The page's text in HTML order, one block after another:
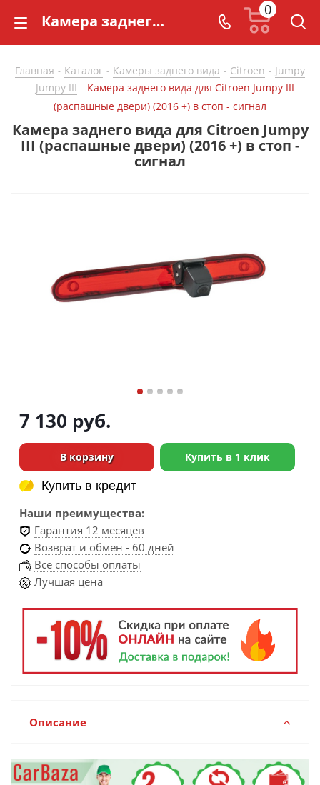
Камера заднего вида для Citroen Jumpy III (распашные двери) (2016 +) в стоп - сигнал - купить в СarBaza
0
Главная - Каталог - Камеры заднего вида - Citroen - Jumpy
- Jumpy III - Камера заднего вида для Citroen Jumpy III
(распашные двери) (2016 +) в стоп - сигнал
Камера заднего вида для Citroen Jumpy
III (распашные двери) (2016 +) в стоп -
сигнал
7 130 руб.
В корзину Купить в 1 клик
Купить в кредит
Купить в кредит
Наши преимущества:
Гарантия 12 месяцев
Возврат и обмен - 60 дней
Все способы оплаты
Лучшая цена
Описание